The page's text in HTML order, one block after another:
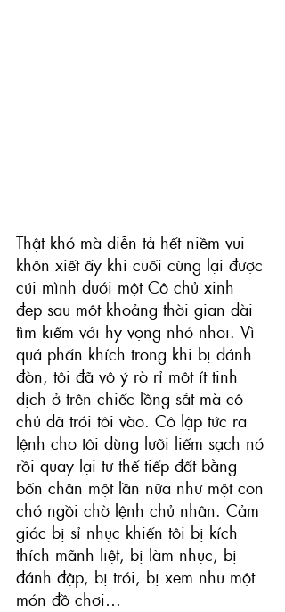
Thật khó mà diễn tả hết niềm vui
khôn xiết ấy khi cuối cùng lại được
cúi mình dưới một Cô chủ xinh
đẹp sau một khoảng thời gian dài
tìm kiếm với hy vọng nhỏ nhoi. Vì
quá phấn khích trong khi bị đánh
đòn, tôi đã vô ý rò rỉ một ít tinh
dịch ở trên chiếc lồng sắt mà cô
chủ đã trói tôi vào. Cô lập tức ra
lệnh cho tôi dùng lưỡi liếm sạch nó
rồi quay lại tư thế tiếp đất bằng
bốn chân một lần nữa như một con
chó ngồi chờ lệnh chủ nhân. Cảm
giác bị sỉ nhục khiến tôi bị kích
thích mãnh liệt, bị làm nhục, bị
đánh đập, bị trói, bị xem như một
món đồ chơi…